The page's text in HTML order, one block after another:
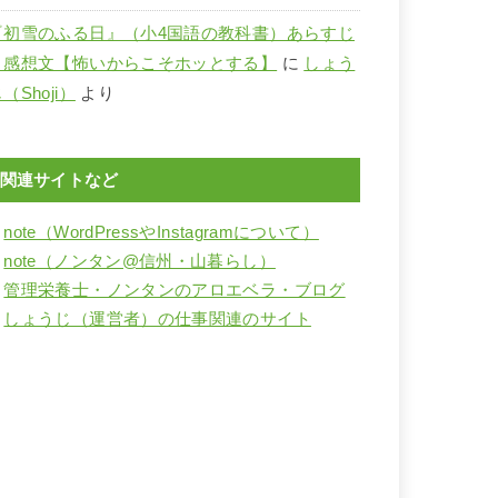
初雪のふる日』（小4国語の教科書）あらすじ
感想文【怖いからこそホッとする】
に しょう
Shoji）
より
関連サイトなど
note（WordPressやInstagramについて）
note（ノンタン@信州・山暮らし）
管理栄養士・ノンタンのアロエベラ・ブログ
しょうじ（運営者）の仕事関連のサイト